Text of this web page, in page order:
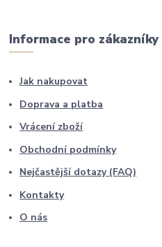
Informace pro zákazníky
Jak nakupovat
Doprava a platba
Vrácení zboží
Obchodní podmínky
Nejčastější dotazy (FAQ)
Kontakty
O nás